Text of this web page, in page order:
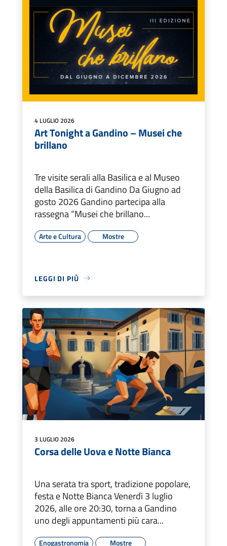
4 LUGLIO 2026
Art Tonight a Gandino – Musei che
brillano
Tre visite serali alla Basilica e al Museo
della Basilica di Gandino Da Giugno ad
gosto 2026 Gandino partecipa alla
rassegna “Musei che brillano...
Arte e Cultura Mostre
LEGGI DI PIÙ
3 LUGLIO 2026
Corsa delle Uova e Notte Bianca
Una serata tra sport, tradizione popolare,
festa e Notte Bianca Venerdì 3 luglio
2026, alle ore 20:30, torna a Gandino
uno degli appuntamenti più cara...
Enogastronomia Mostre